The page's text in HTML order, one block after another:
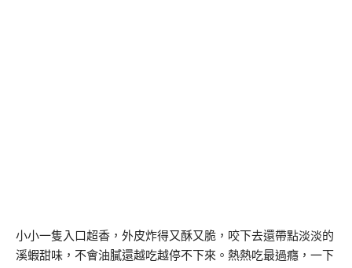
小小一隻入口超香，外皮炸得又酥又脆，咬下去還帶點淡淡的
溪蝦甜味，不會油膩還越吃越停不下來。熱熱吃最過癮，一下